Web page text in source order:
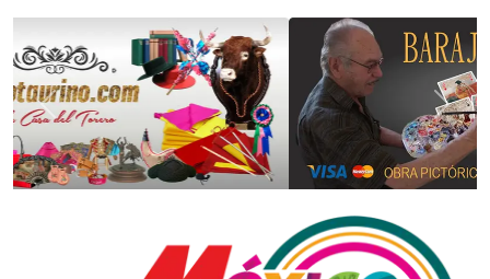
Anterior